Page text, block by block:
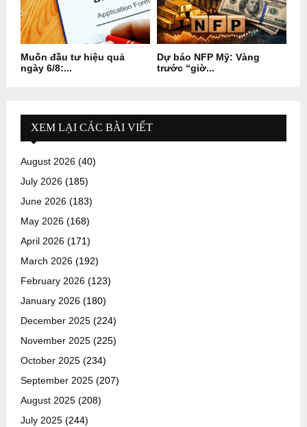
Muốn đầu tư hiệu quả
ngày 6/8:...
Dự báo NFP Mỹ: Vàng
trước “giờ...
XEM LẠI CÁC BÀI VIẾT
August 2026 (40)
July 2026 (185)
June 2026 (183)
May 2026 (168)
April 2026 (171)
March 2026 (192)
February 2026 (123)
January 2026 (180)
December 2025 (224)
November 2025 (225)
October 2025 (234)
September 2025 (207)
August 2025 (208)
July 2025 (244)